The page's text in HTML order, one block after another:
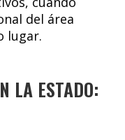
del área
lugar.
LA ESTADO: